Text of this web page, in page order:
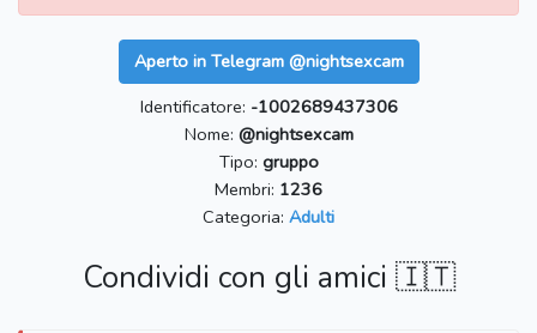
Aperto in Telegram @nightsexcam
Identificatore: -1002689437306
Nome: @nightsexcam
Tipo: gruppo
Membri: 1236
Categoria: Adulti
Condividi con gli amici 🇮🇹